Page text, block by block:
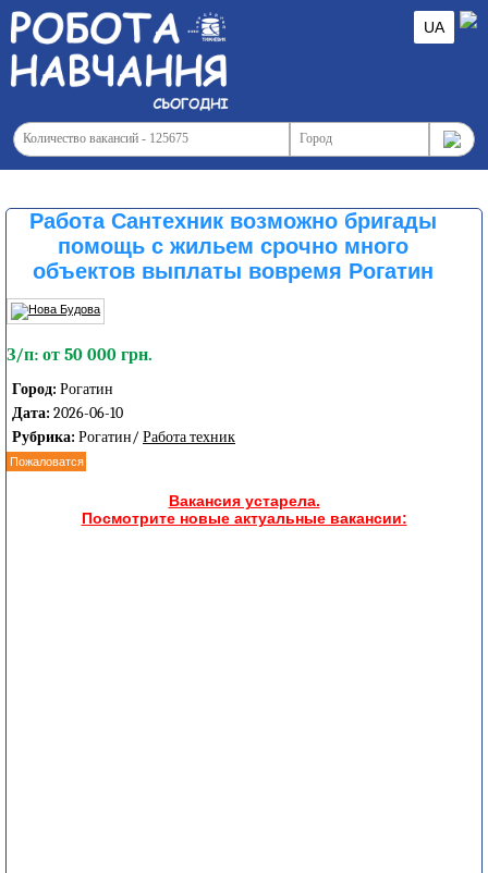
UA
Работа Сантехник возможно бригады
помощь с жильем срочно много
объектов выплаты вовремя Рогатин
З/п: от 50 000 грн.
Город: Рогатин
Дата: 2026-06-10
Рубрика: Рогатин/ Работа техник
Пожаловатся
Вакансия устарела.
Посмотрите новые актуальные вакансии: